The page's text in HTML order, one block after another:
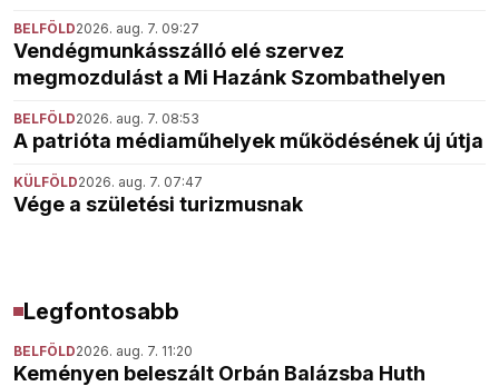
BELFÖLD2026. aug. 7. 09:27
Vendégmunkásszálló elé szervez
megmozdulást a Mi Hazánk Szombathelyen
BELFÖLD2026. aug. 7. 08:53
A patrióta médiaműhelyek működésének új útja
KÜLFÖLD2026. aug. 7. 07:47
Vége a születési turizmusnak
Legfontosabb
BELFÖLD2026. aug. 7. 11:20
Keményen beleszált Orbán Balázsba Huth